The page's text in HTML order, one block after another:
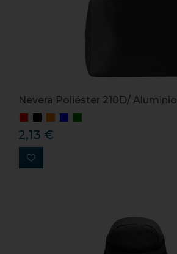
Nevera Poliéster 210D/ Aluminio
2,13 €